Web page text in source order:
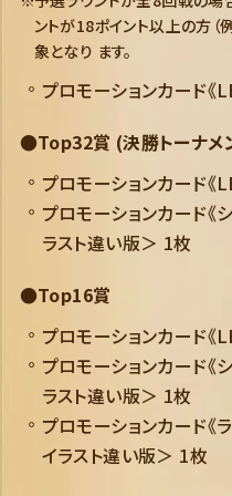
ントが18ポイント以上の方（
象となり ます。
プロモーションカード《
●Top32賞 (決勝トーナメ
プロモーションカード《
プロモーションカード《
ラスト違い版＞ 1枚
●Top16賞
プロモーションカード《
プロモーションカード《
ラスト違い版＞ 1枚
プロモーションカード《
イラスト違い版＞ 1枚